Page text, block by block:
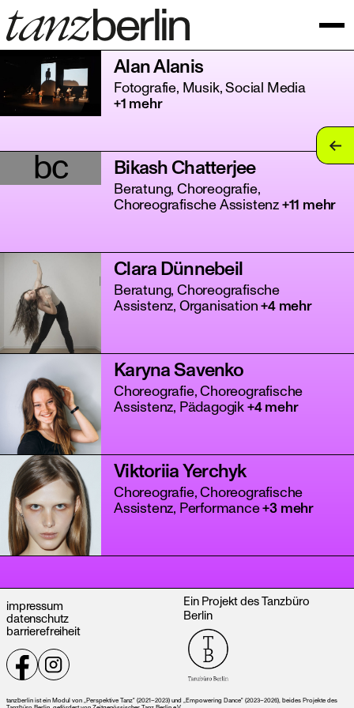
Alan Alanis
Fotografie, Musik, Social Media
+1 mehr
bc Bikash Chatterjee
Beratung, Choreografie,
Choreografische Assistenz +11 mehr
Clara Dünnebeil
Beratung, Choreografische
Assistenz, Organisation +4 mehr
Karyna Savenko
Choreografie, Choreografische
Assistenz, Pädagogik +4 mehr
Viktoriia Yerchyk
Choreografie, Choreografische
Assistenz, Performance+3 mehr
impressum
datenschutz
barrierefreiheit
Ein Projekt des Tanzbüro
Berlin
tanzberlin ist ein Modul von „Perspektive Tanz" (2021–2023) und „Empowering Dance" (2023–2026), beides Projekte des